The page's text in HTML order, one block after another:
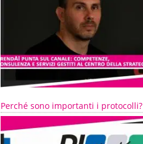
Perché sono importanti i protocolli?